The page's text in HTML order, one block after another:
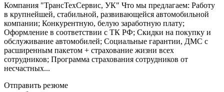
Компания "ТрансТехСервис, УК" Что мы предлагаем: Работу
в крупнейшей, стабильной, развивающейся автомобильной
компании; Конкурентную, белую заработную плату;
Оформление в соответствии с ТК РФ; Скидки на покупку и
обслуживание автомобилей; Социальные гарантии, ДМС с
расширенным пакетом + страхование жизни всех
сотрудников; Программа страхования сотрудников от
несчастных...
Отправить резюме